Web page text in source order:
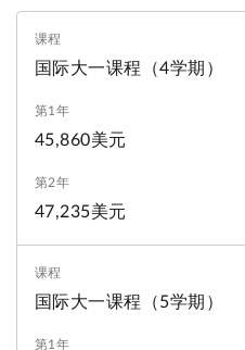
国际大一课程（4学期）
45,860美元
47,235美元
国际大一课程（5学期）